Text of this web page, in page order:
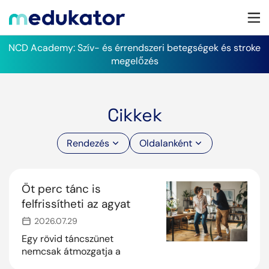
NCD Academy: Szív- és érrendszeri betegségek és stroke
megelőzés
Cikkek
Rendezés Oldalanként
Öt perc tánc is
felfrissítheti az agyat
2026.07.29
Egy rövid táncszünet
nemcsak átmozgatja a